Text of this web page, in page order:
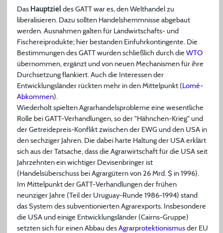
Das Hauptzieldes GATT war es, den Welthandel zu
liberalisieren. Dazu sollten Handelshemmnisse abgebaut
werden. Ausnahmen galten für Landwirtschafts- und
Fischereiprodukte; hier bestanden Einfuhrkontingente. Die
Bestimmungen des GATT wurden schließlich durch die WTO
übernommen, ergänzt und von neuen Mechanismen für ihre
Durchsetzung flankiert. Auch die Interessen der
Entwicklungsländer rückten mehr in den Mittelpunkt (Lomé-
Abkommen).
Wiederholt spielten Agrarhandelsprobleme eine wesentliche
Rolle bei GATT-Verhandlungen, so der "Hähnchen-Krieg" und
der Getreidepreis-Konflikt zwischen der EWG und den USA in
den sechziger Jahren. Die dabei harte Haltung der USA erklärt
sich aus der Tatsache, dass die Agrarwirtschaft für die USA seit
Jahrzehnten ein wichtiger Devisenbringer ist
(Handelsüberschuss bei Agrargütern von 26 Mrd. $ in 1996).
Im Mittelpunkt der GATT-Verhandlungen der frühen
neunziger Jahre (Teil der Uruguay-Runde 1986-1994) stand
das System des subventionierten Agrarexports. Insbesondere
die USA und einige Entwicklungsländer (Cairns-Gruppe)
setzten sich für einen Abbau desAgrarprotektionismusder EU